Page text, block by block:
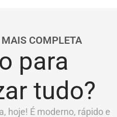
COMPLETA
para
tudo?
hoje! É moderno, rápido e